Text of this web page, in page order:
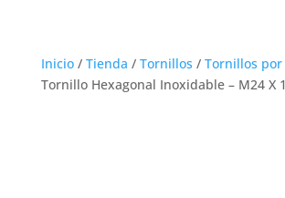
Inicio/ Tienda / Tornillos / Tornillos por
Tornillo Hexagonal Inoxidable – M24 X